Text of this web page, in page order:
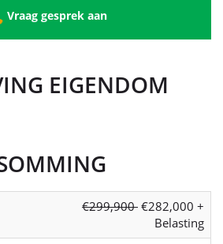
Vraag gesprek aan
EIGENDOM
€299,900 €282,000 +
Belasting